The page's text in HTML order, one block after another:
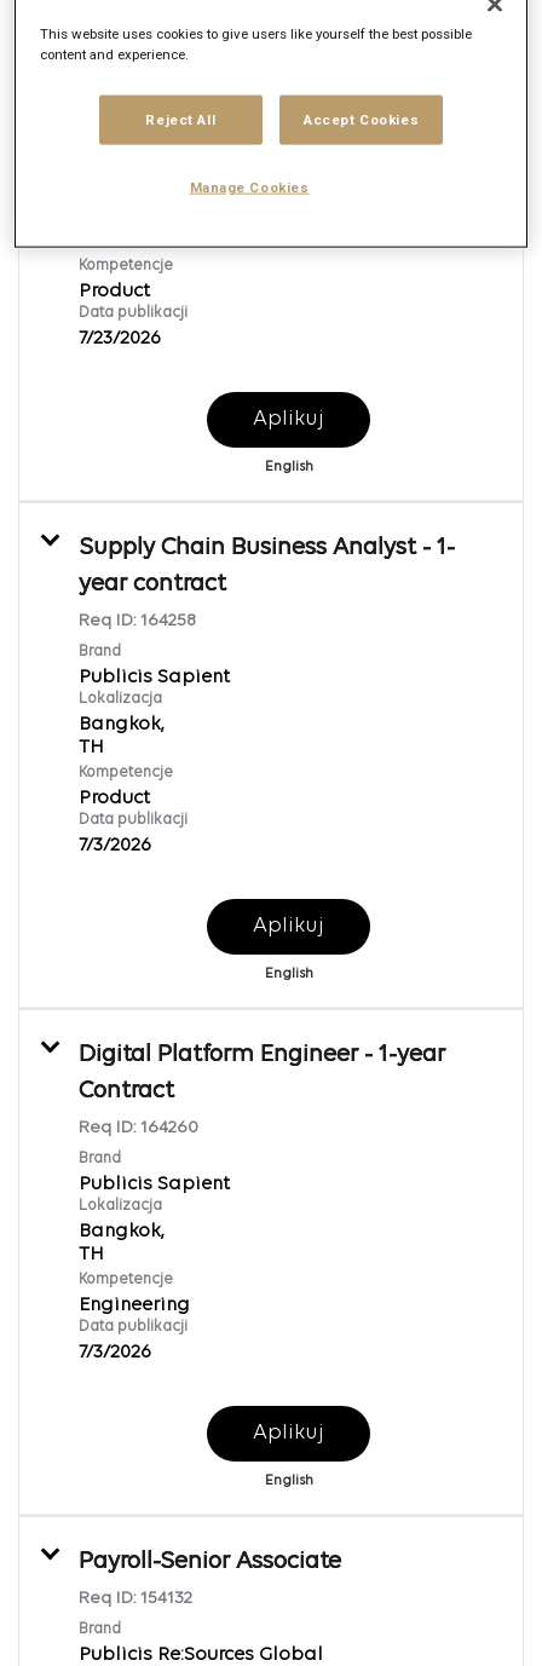
167625
Brand
Kompetencje
Product
Data publikacji
7/23/2026
Aplikuj
English
Supply Chain Business Analyst - 1-
year contract
Req ID: 164258
Brand
Publicis Sapient
Lokalizacja
Bangkok,
Kompetencje
Product
Data publikacji
7/3/2026
Aplikuj
English
Digital Platform Engineer - 1-year
Contract
Req ID: 164260
Brand
Publicis Sapient
Lokalizacja
Bangkok,
Kompetencje
Engineering
Data publikacji
7/3/2026
Aplikuj
English
Payroll-Senior Associate
Req ID: 154132
Brand
Publicis Re:Sources Global
This website uses cookies to give users like yourself the best possible
content and experience.
Reject All Accept Cookies
Manage Cookies